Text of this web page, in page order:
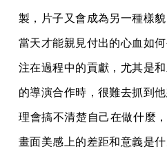
製，片子又會成為另一種樣
當天才能親見付出的心血如
注在過程中的貢獻，尤其是
的導演合作時，很難去抓到
理會搞不清楚自己在做什麼
畫面美感上的差距和意義是